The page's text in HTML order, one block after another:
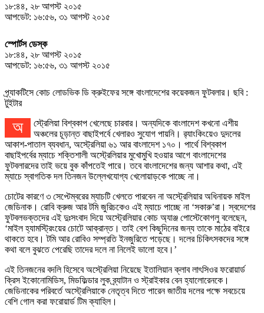
১৮:৪৪, ২৮ আগস্ট ২০১৫
আপডেট: ১৬:৫৬, ৩১ আগস্ট ২০১৫
স্পোর্টস ডেস্ক
১৮:৪৪, ২৮ আগস্ট ২০১৫
আপডেট: ১৬:৫৬, ৩১ আগস্ট ২০১৫
প্র্যাকটিসে কোচ লোডভিক ডি ক্রুইফের সঙ্গে বাংলাদেশের কয়েকজন ফুটবলার। ছবি :
টুইটার
অস্ট্রেলিয়া বিশ্বকাপ খেলেছে চারবার। অন্যদিকে বাংলাদেশ কখনো এশীয়
অঞ্চলের চূড়ান্ত বাছাইপর্বে খেলারও সুযোগ পায়নি। র‍্যাংকিংয়েও দুদলের
আকাশ-পাতাল ব্যবধান, অস্ট্রেলিয়া ৬১ আর বাংলাদেশ ১৭০। পার্থে বিশ্বকাপ
বাছাইপর্বের ম্যাচে শক্তিশালী অস্ট্রেলিয়ার মুখোমুখি হওয়ার আগে বাংলাদেশের
ফুটবলারদের তাই ভয়ে বুক কাঁপতেই পারে। তবে বাংলাদেশের জন্য আশার কথা, এই
ম্যাচে স্বাগতিক দল তিনজন উল্লেখযোগ্য খেলোয়াড়কে পাচ্ছে না।
চোটের কারণে ৩ সেপ্টেম্বরের ম্যাচটি খেলতে পারবেন না অস্ট্রেলিয়ার অধিনায়ক মাইল
জেডিনাক। রোবি ক্রুজ আর টমি জুরিচকেও এই ম্যাচে পাচ্ছে না ‘সকারু’রা। স্বদেশের
ফুটবলভক্তদের এই দুঃসংবাদ দিয়ে অস্ট্রেলিয়ার কোচ অ্যাঞ্জ পোস্টেকোগলু বলেছেন,
‘মাইল হ্যামস্ট্রিংয়ের চোটে আক্রান্ত। তাই বেশ কিছুদিনের জন্য তাকে মাঠের বাইরে
থাকতে হবে। টমি আর রোবিও সম্প্রতি ইনজুরিতে পড়েছে। দলের চিকিৎসকদের সঙ্গে
কথা বলে বুঝতে পেরেছি তাদের দলে না নিলেই ভালো হবে।’
এই তিনজনের বদলি হিসেবে অস্ট্রেলিয়া নিয়েছে ইতালিয়ান ক্লাব লাৎসিওর ফরোয়ার্ড
ক্রিস ইকোনোমিডিস, মিডফিল্ডার লুক ব্র্যাটান ও স্ট্রাইকার বেন হ্যালোরেনকে।
জেডিনাকের পরিবর্তে অস্ট্রেলিয়াকে নেতৃত্ব দিতে পারেন জাতীয় দলের পক্ষে সবচেয়ে
বেশি গোল করা ফরোয়ার্ড টিম ক্যাহিল।